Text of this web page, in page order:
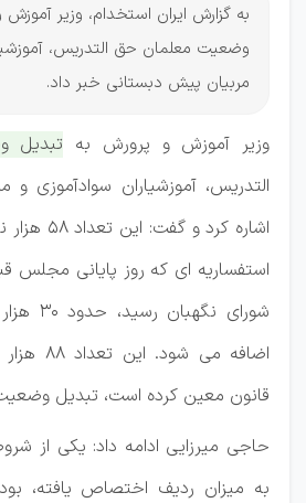
به گزارش ایران استخدام، وزیر
وضعیت معلمان حق التدریس،
مربیان پیش دبستانی خبر داد.
وزیر آموزش و پرورش به تبدیل
التدریس، آموزشیاران سوادآموزی
اشاره کرد
استفساریه ای که روز پایانی مجلس
شورای
اضافه
قانون معین کرده است، تبدیل
حاجی میرزایی ادامه داد:‌ یکی از
به میزان ردیف اختصاص یافته،